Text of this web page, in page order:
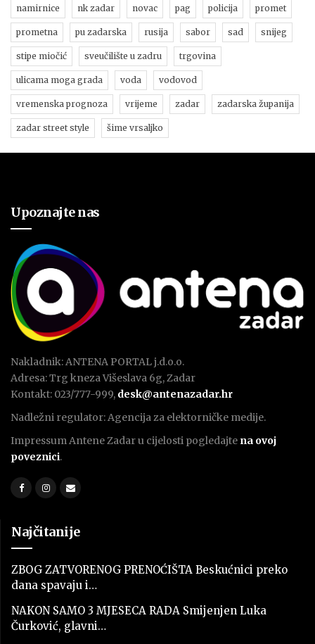
namirnice nk zadar novac pag policija promet
prometna pu zadarska rusija sabor sad snijeg
stipe miočić sveučilište u zadru trgovina
ulicama moga grada voda vodovod
vremenska prognoza vrijeme zadar zadarska županija
zadar street style šime vrsaljko
Upoznajte nas
Nakladnik: ANTENA PORTAL j.d.o.o.
Adresa: Trg kneza Višeslava 6g, Zadar
Kontakt: 023/777-999, desk@antenazadar.hr
Nadležni regulator: Agencija za elektorničke medije.
Impressum Antene Zadar u cijelosti pogledajte na ovoj
poveznici.
Najčitanije
ZBOG ZATVORENOG PRENOĆIŠTA Beskućnici preko
dana spavaju i…
NAKON SAMO 3 MJESECA RADA Smijenjen Luka
Čurković, glavni…